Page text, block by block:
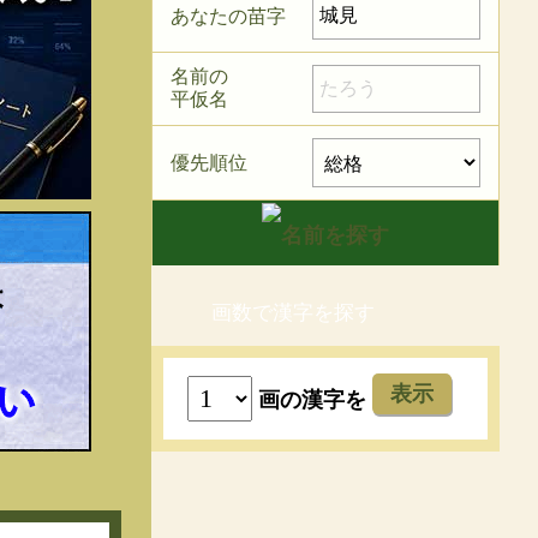
あなたの苗字
名前の
平仮名
優先順位
画数で漢字を探す
画の漢字を 表示